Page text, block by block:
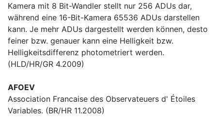
Kamera mit 8 Bit-Wandler stellt nur 256 ADUs dar,
während eine 16-Bit-Kamera 65536 ADUs darstellen
kann. Je mehr ADUs dargestellt werden können, desto
feiner bzw. genauer kann eine Helligkeit bzw.
Helligkeitsdifferenz photometriert werden.
(HLD/HR/GR 4.2009)
AFOEV
Association Francaise des Observateuers d' Étoiles
Variables. (BR/HR 11.2008)